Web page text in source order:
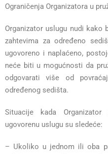
Ograničenja Organizatora u
Organizator uslugu nudi kako
zahtevima za određeno
ugovoreno i naplaćeno,
neće biti u mogućnosti da
odgovarati više od
određenog sedišta.
Situacije kada
ugovorenu uslugu su sledeće:
– Ukoliko u jednom ili oba